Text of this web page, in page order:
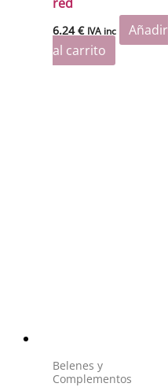
6.24€ IVA inc
Añadir
al carrito
Belenes y
Complementos